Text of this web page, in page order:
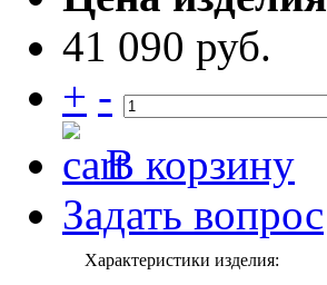
41 090 руб.
+ -
В корзину
Задать вопрос
Характеристики изделия: